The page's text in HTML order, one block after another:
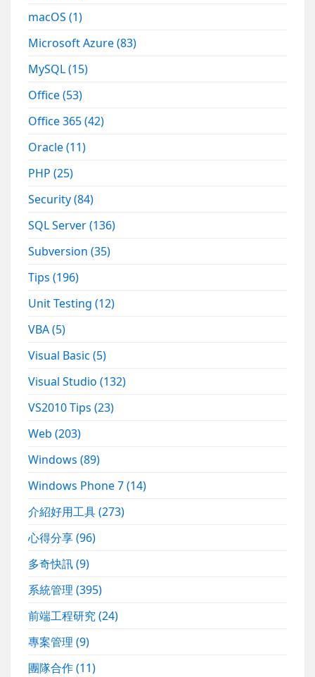
macOS(1)
Microsoft Azure(83)
MySQL(15)
Office(53)
Office 365(42)
Oracle(11)
PHP(25)
Security(84)
SQL Server(136)
Subversion(35)
Tips(196)
Unit Testing(12)
VBA(5)
Visual Basic(5)
Visual Studio(132)
VS2010 Tips(23)
Web(203)
Windows(89)
Windows Phone 7(14)
介紹好用工具(273)
心得分享(96)
多奇快訊(9)
系統管理(395)
前端工程研究(24)
專案管理(9)
團隊合作(11)